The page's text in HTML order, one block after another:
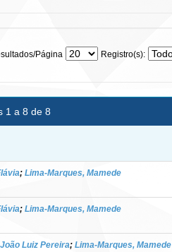
Página Registro(s):
1 a 8 de 8
; Lima-Marques, Mamede
; Lima-Marques, Mamede
Luiz Pereira; Lima-Marques, Mamede